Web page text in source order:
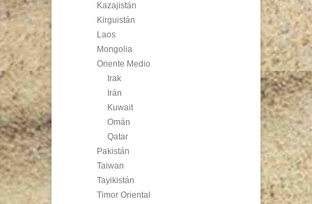
Kazajistán
Kirguistán
Laos
Mongolia
Oriente Medio
Irak
Irán
Kuwait
Omán
Qatar
Pakistán
Taiwan
Tayikistán
Timor Oriental